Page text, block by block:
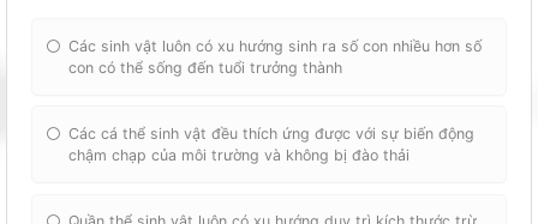
Các sinh vật luôn có xu hướng sinh ra số con nhiều hơn số
con có thể sống đến tuổi trưởng thành
Các cá thể sinh vật đều thích ứng được với sự biến động
chậm chạp của môi trường và không bị đào thải